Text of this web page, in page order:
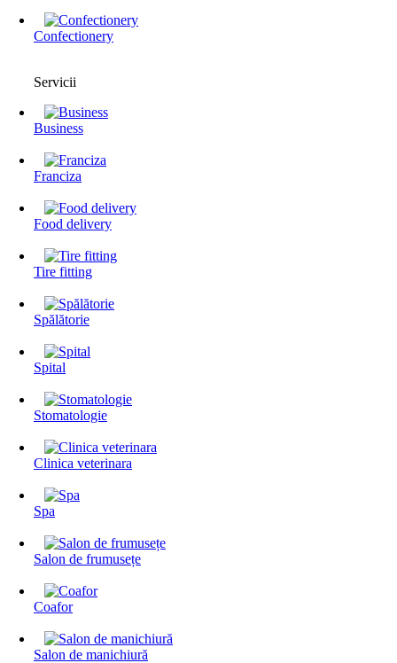
Confectionery
Servicii
Business
Franciza
Food delivery
Tire fitting
Spălătorie
Spital
Stomatologie
Clinica veterinara
Spa
Salon de frumusețe
Coafor
Salon de manichiură